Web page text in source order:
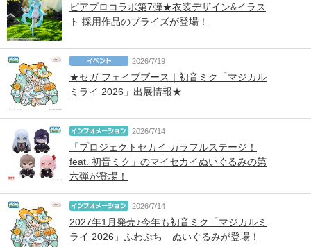
ピアプロコラボ第7弾★衣装デザイン&イラス
ト 採用作品のプライズが登場！
2026/7/19
★セガ フェイブブース｜初音ミク「マジカル
ミライ 2026」出展情報★
2026/7/14
「プロジェクトセカイ カラフルステージ！
feat. 初音ミク」のマイセカイぬいぐるみの第
六弾が登場！
2026/7/14
2027年1月発売♪今年も初音ミク「マジカルミ
ライ 2026」ふわぷち ぬいぐるみが登場！